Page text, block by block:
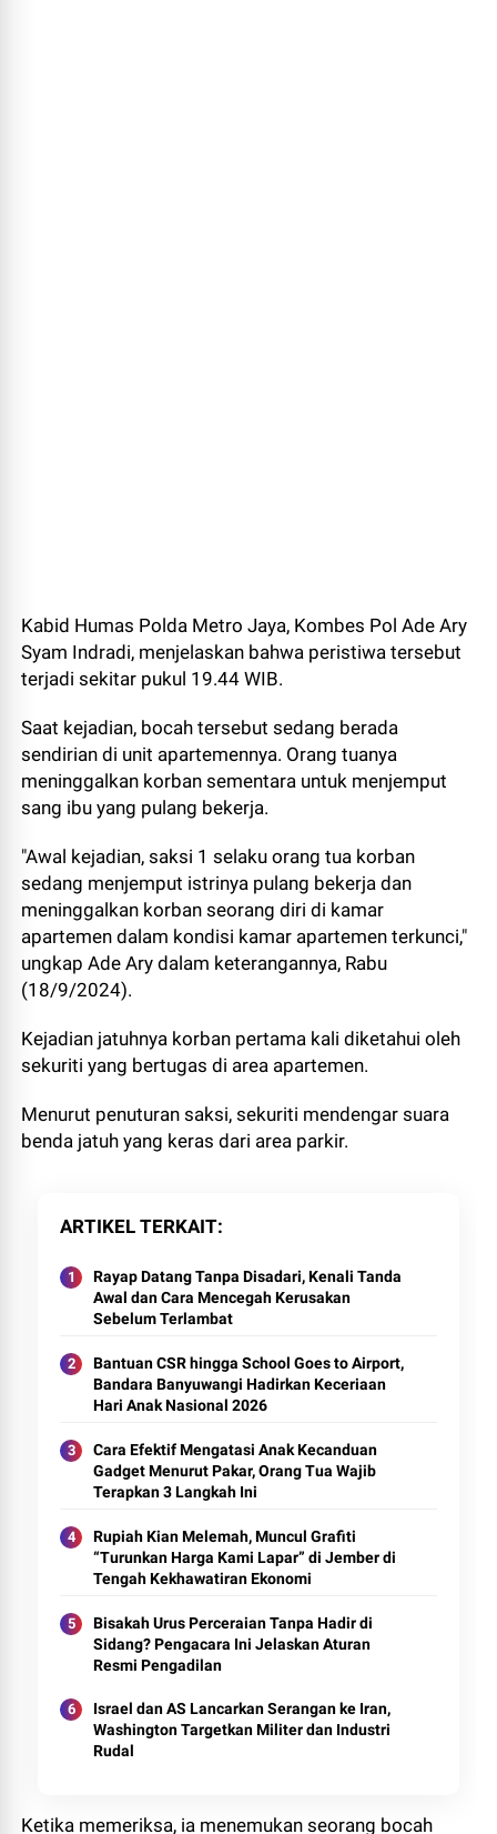
Kabid Humas Polda Metro Jaya, Kombes Pol Ade Ary
Syam Indradi, menjelaskan bahwa peristiwa tersebut
terjadi sekitar pukul 19.44 WIB.
Saat kejadian, bocah tersebut sedang berada
sendirian di unit apartemennya. Orang tuanya
meninggalkan korban sementara untuk menjemput
sang ibu yang pulang bekerja.
"Awal kejadian, saksi 1 selaku orang tua korban
sedang menjemput istrinya pulang bekerja dan
meninggalkan korban seorang diri di kamar
apartemen dalam kondisi kamar apartemen terkunci,"
ungkap Ade Ary dalam keterangannya, Rabu
(18/9/2024).
Kejadian jatuhnya korban pertama kali diketahui oleh
sekuriti yang bertugas di area apartemen.
Menurut penuturan saksi, sekuriti mendengar suara
benda jatuh yang keras dari area parkir.
ARTIKEL TERKAIT
Rayap Datang Tanpa Disadari, Kenali Tanda
Awal dan Cara Mencegah Kerusakan
Sebelum Terlambat
Bantuan CSR hingga School Goes to Airport,
Bandara Banyuwangi Hadirkan Keceriaan
Hari Anak Nasional 2026
Cara Efektif Mengatasi Anak Kecanduan
Gadget Menurut Pakar, Orang Tua Wajib
Terapkan 3 Langkah Ini
Rupiah Kian Melemah, Muncul Grafiti
“Turunkan Harga Kami Lapar” di Jember di
Tengah Kekhawatiran Ekonomi
Bisakah Urus Perceraian Tanpa Hadir di
Sidang? Pengacara Ini Jelaskan Aturan
Resmi Pengadilan
Israel dan AS Lancarkan Serangan ke Iran,
Washington Targetkan Militer dan Industri
Rudal
Ketika memeriksa, ia menemukan seorang bocah